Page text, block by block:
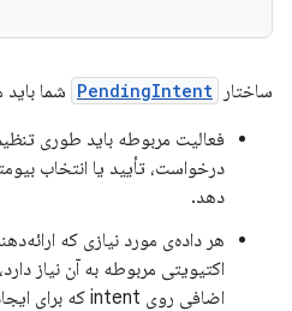
ساختار PendingIntent شما باید
فعالیت مربوطه باید طوری
درخواست، تأیید یا انتخاب
دهد.
هر داده‌ی مورد نیازی که
اکتیویتی مربوطه به آن نیاز
اضافی روی intent که برای ایجاد